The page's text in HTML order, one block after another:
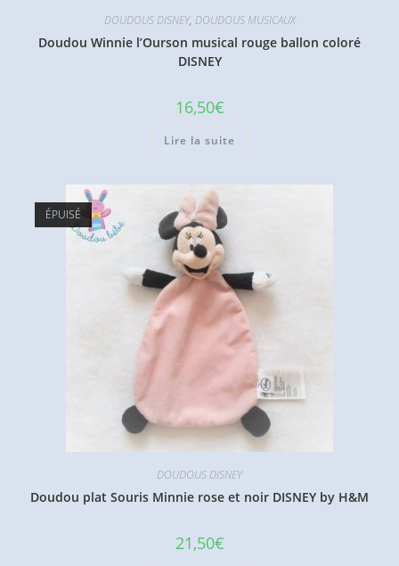
DOUDOUS DISNEY, DOUDOUS MUSICAUX
Doudou Winnie l’Ourson musical rouge ballon coloré
DISNEY
16,50€
Lire la suite
ÉPUISÉ
DOUDOUS DISNEY
Doudou plat Souris Minnie rose et noir DISNEY by H&M
21,50€